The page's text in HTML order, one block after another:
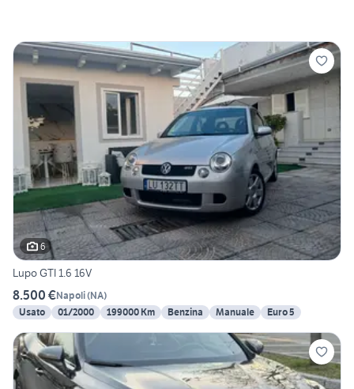
6
Lupo GTI 1.6 16V
8.500 €Napoli(NA)
Usato
01/2000 199000 Km Benzina Manuale Euro 5